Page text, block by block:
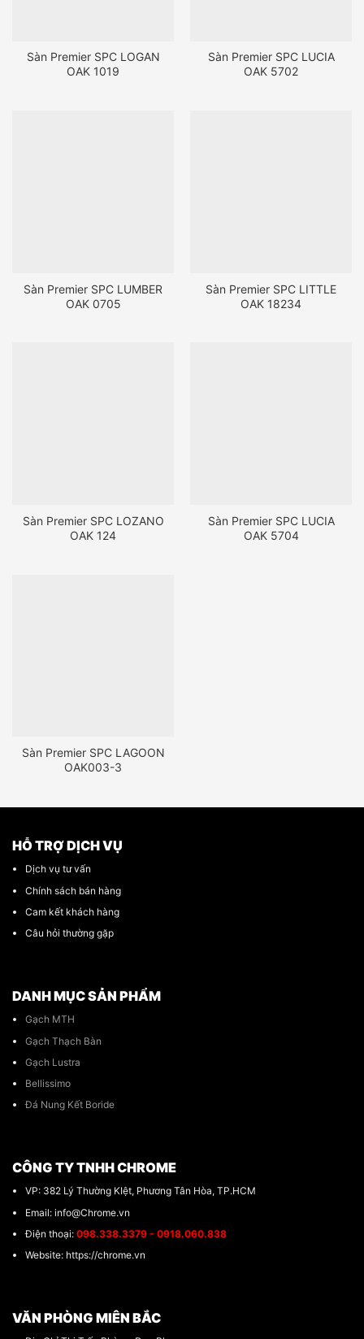
Sàn Premier SPC LOGAN
OAK 1019
Sàn Premier SPC LUCIA
OAK 5702
Sàn Premier SPC LUMBER
OAK 0705
Sàn Premier SPC LITTLE
OAK 18234
Sàn Premier SPC LOZANO
OAK 124
Sàn Premier SPC LUCIA
OAK 5704
Sàn Premier SPC LAGOON
OAK003-3
HỖ TRỢ DỊCH VỤ
Dịch vụ tư vấn
Chính sách bán hàng
Cam kết khách hàng
Câu hỏi thường gặp
DANH MỤC SẢN PHẨM
Gạch MTH
Gạch Thạch Bàn
Gạch Lustra
Bellissimo
Đá Nung Kết Boride
CÔNG TY TNHH CHROME
VP: 382 Lý Thường KIệt, Phương Tân Hòa, TP.HCM
Email: info@Chrome.vn
Điện thoại: 098.338.3379 - 0918.060.838
Website: https://chrome.vn
VĂN PHÒNG MIÊN BẮC